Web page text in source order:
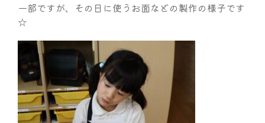
一部ですが、その日に使うお面などの製作の様子です
☆